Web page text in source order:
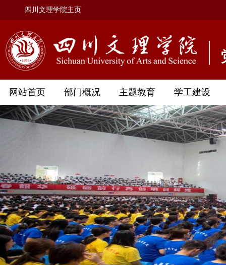
四川文理学院主页
网站首页 部门概况 主题教育 学工建设